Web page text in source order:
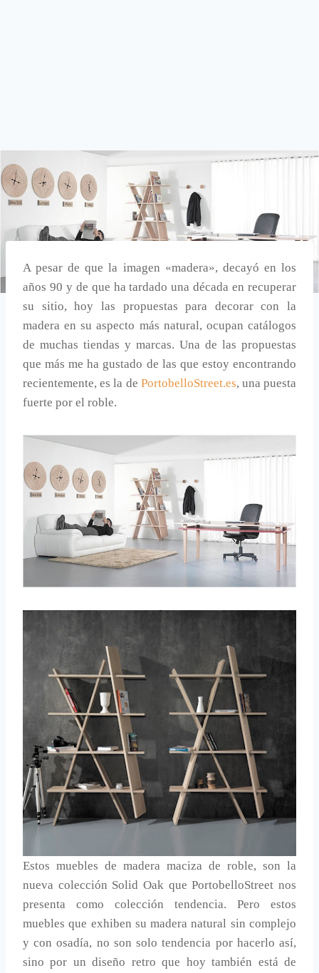
A pesar de que la imagen «madera», decayó en los
años 90 y de que ha tardado una década en recuperar
su sitio, hoy las propuestas para decorar con la
madera en su aspecto más natural, ocupan catálogos
de muchas tiendas y marcas. Una de las propuestas
que más me ha gustado de las que estoy encontrando
recientemente, es la de PortobelloStreet.es, una puesta
fuerte por el roble.
Estos muebles de madera maciza de roble, son la
nueva colección Solid Oak que PortobelloStreet nos
presenta como colección tendencia. Pero estos
muebles que exhiben su madera natural sin complejo
y con osadía, no son solo tendencia por hacerlo así,
sino por un diseño retro que hoy también está de